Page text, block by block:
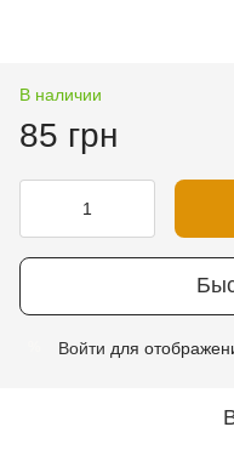
В наличии
85 грн
Войти для